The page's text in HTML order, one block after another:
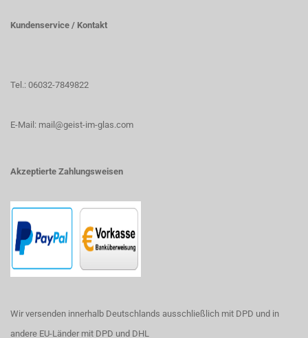
Kundenservice / Kontakt
Tel.: 06032-7849822
E-Mail: mail@geist-im-glas.com
Akzeptierte Zahlungsweisen
Wir versenden innerhalb Deutschlands ausschließlich mit DPD und in
andere EU-Länder mit DPD und DHL